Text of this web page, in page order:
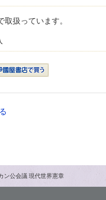
取扱っています。
ン公会議 現代世界憲章